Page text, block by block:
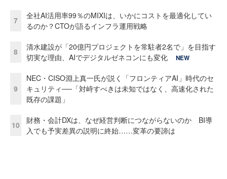
7
全社AI活用率99％のMIXIは、いかにコストを最適化してい
るのか？CTOが語るインフラ運用戦略
8
清水建設が「20億円プロジェクトを常駐者2名で」を目指す
切実な理由、AIでデジタルゼネコンにも変化
NEW
9
NEC・CISO淵上真一氏が説く「フロンティアAI」時代のセ
キュリティ──「対峙すべきは未知ではなく、高速化された
既存の課題」
10
財務・会計DXは、なぜ経営判断につながらないのか BI導
入でも予実差異の説明に終始……変革の要諦は